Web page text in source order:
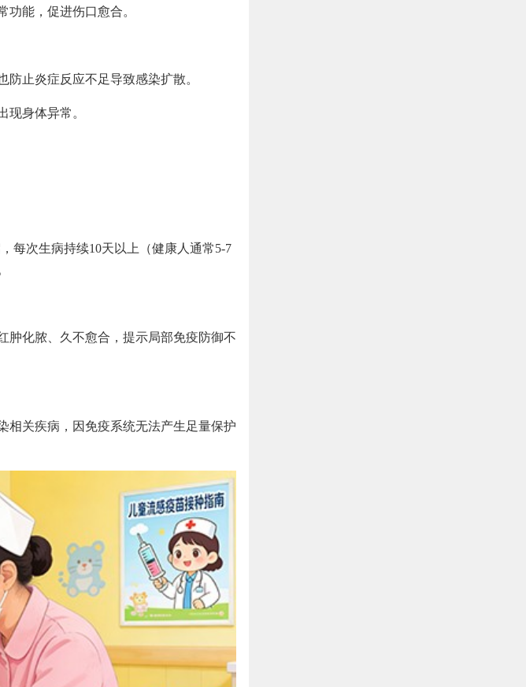
功能，促进伤口愈合。
止炎症反应不足导致感染扩散。
现身体异常。
每次生病持续10天以上（健康人通常5-7
肿化脓、久不愈合，提示局部免疫防御不
相关疾病，因免疫系统无法产生足量保护